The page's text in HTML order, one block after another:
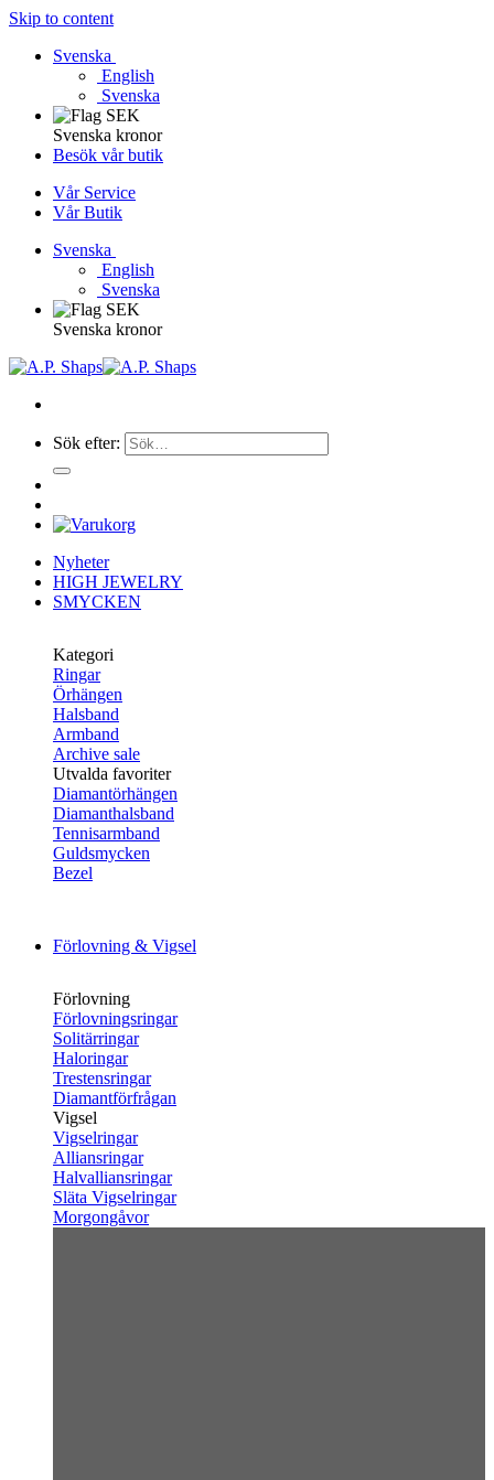
Skip to content
Svenska
English
Svenska
Svenska kronor
Besök vår butik
Vår Service
Vår Butik
Svenska
English
Svenska
Svenska kronor
Sök efter:
Nyheter
HIGH JEWELRY
SMYCKEN
Kategori
Ringar
Örhängen
Halsband
Armband
Archive sale
Utvalda favoriter
Diamantörhängen
Diamanthalsband
Tennisarmband
Guldsmycken
Bezel
Förlovning & Vigsel
Förlovning
Förlovningsringar
Solitärringar
Haloringar
Trestensringar
Diamantförfrågan
Vigsel
Vigselringar
Alliansringar
Halvalliansringar
Släta Vigselringar
Morgongåvor